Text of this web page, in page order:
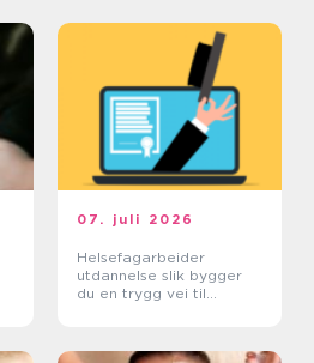
07. juli 2026
Helsefagarbeider
utdannelse slik bygger
du en trygg vei til